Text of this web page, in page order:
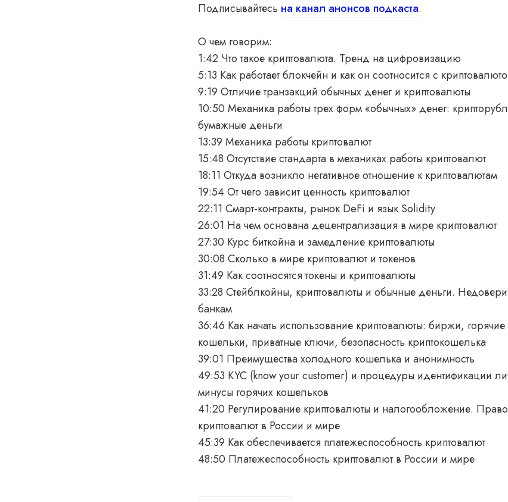
Подписывайтесь на канал анонсов подкаста.
О чем говорим:
1:42 Что такое криптовалюта. Тренд на цифровизацию
5:13 Как работает блокчейн и как он соотносится с
9:19 Отличие транзакций обычных денег и криптовалюты
10:50 Механика работы трех форм «обычных» денег:
бумажные деньги
13:39 Механика работы криптовалют
15:48 Отсутствие стандарта в механиках работы криптовалют
18:11 Откуда возникло негативное отношение к криптовалютам
19:54 От чего зависит ценность криптовалют
22:11 Смарт-контракты, рынок DeFi и язык Solidity
26:01 На чем основана децентрализация в мире криптовалют
27:30 Курс биткойна и замедление криптовалюты
30:08 Сколько в мире криптовалют и токенов
31:49 Как соотносятся токены и криптовалюты
33:28 Стейблкойны, криптовалюты и обычные деньги.
банкам
36:46 Как начать использование криптовалюты: биржи,
кошельки, приватные ключи, безопасность криптокошелька
39:01 Преимущества холодного кошелька и анонимность
49:53 KYC (know your customer) и процедуры идентификации
минусы горячих кошельков
41:20 Регулирование криптовалюты и налогообложение.
криптовалют в России и мире
45:39 Как обеспечивается платежеспособность криптовалют
48:50 Платежеспособность криптовалют в России и мире